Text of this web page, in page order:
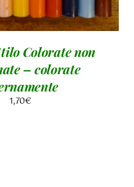
LE
OPZIONI
ESSERE
SCELTE
NELLA
PAGINA
Colorate non
– colorate
1,70€